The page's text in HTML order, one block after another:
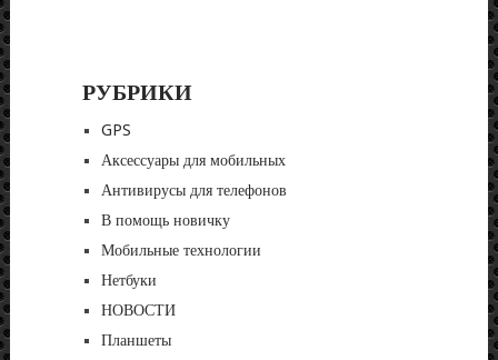
РУБРИКИ
GPS
Аксессуары для мобильных
Антивирусы для телефонов
В помощь новичку
Мобильные технологии
Нетбуки
НОВОСТИ
Планшеты